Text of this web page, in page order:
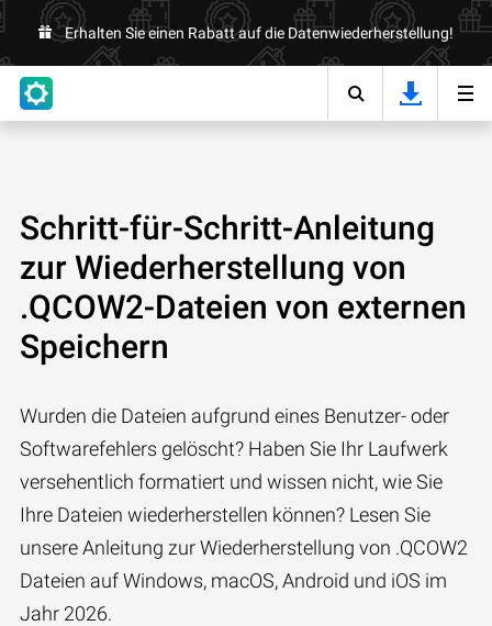
Erhalten Sie einen Rabatt auf die Datenwiederherstellung!
Schritt-für-Schritt-Anleitung
zur Wiederherstellung von
.QCOW2-Dateien von externen
Speichern
Wurden die Dateien aufgrund eines Benutzer- oder
Softwarefehlers gelöscht? Haben Sie Ihr Laufwerk
versehentlich formatiert und wissen nicht, wie Sie
Ihre Dateien wiederherstellen können? Lesen Sie
unsere Anleitung zur Wiederherstellung von .QCOW2
Dateien auf Windows, macOS, Android und iOS im
Jahr 2026.